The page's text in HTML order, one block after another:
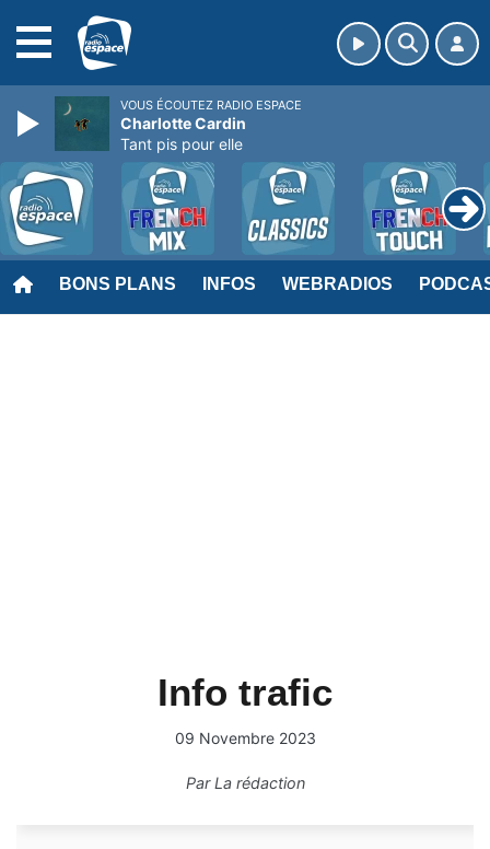
BONS PLANS INFOS WEBRADIOS
Info trafic
09 Novembre 2023
ParLa rédaction
VOUS ÉCOUTEZ RADIO ESPACE
Charlotte Cardin
Tant pis pour elle